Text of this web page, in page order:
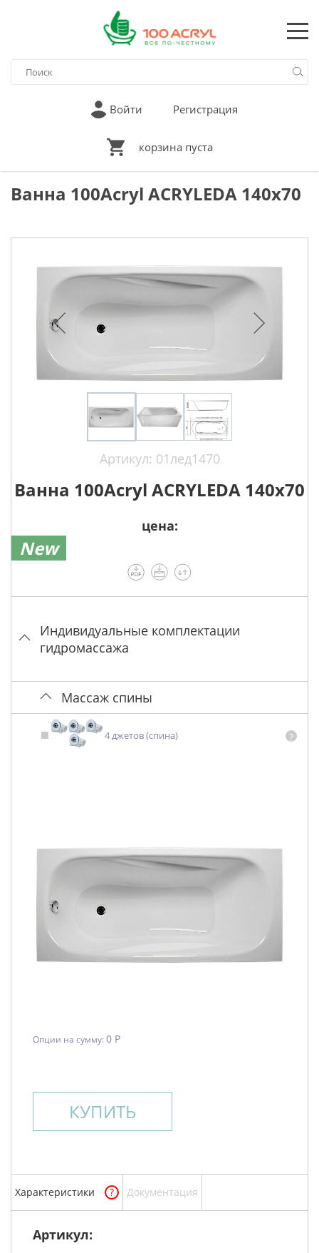
Войти Регистрация
корзина пуста
Ванна 100Acryl ACRYLEDA 140х70
Артикул: 01лед1470
Ванна 100Acryl ACRYLEDA 140х70
цена:
New
Индивидуальные комплектации
гидромассажа
Массаж спины
4 джетов (спина) ?
Опции на сумму: 0 Р
КУПИТЬ
Характеристики ? Документация
Артикул: